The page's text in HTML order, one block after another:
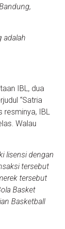
adalah
IBL, dua
“Satria
resminya, IBL
Walau
lisensi dengan
tersebut
tersebut
Basket
Basketball